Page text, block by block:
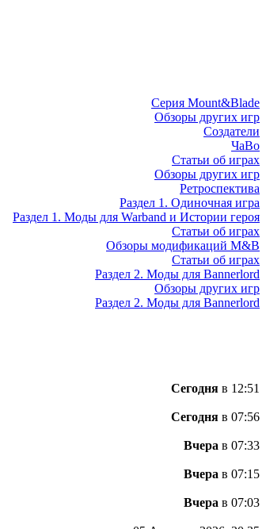
Серия Mount&Blade
Обзоры других игр
Создатели
ЧаВо
Статьи об играх
Обзоры других игр
Ретроспектива
Раздел 1. Одиночная игра
Раздел 1. Моды для Warband и Истории героя
Статьи об играх
Обзоры модификаций M&B
Статьи об играх
Раздел 2. Моды для Bannerlord
Обзоры других игр
Раздел 2. Моды для Bannerlord
Сегодня в 12:51
Сегодня в 07:56
Вчера в 07:33
Вчера в 07:15
Вчера в 07:03